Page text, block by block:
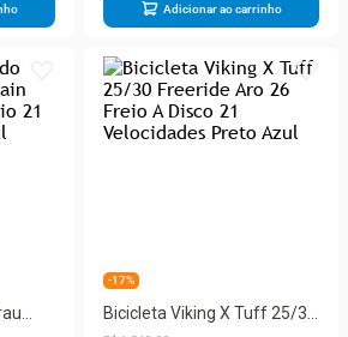
Adicionar ao carrinho
-17%
Bicicleta Viking X Tuff 25/30